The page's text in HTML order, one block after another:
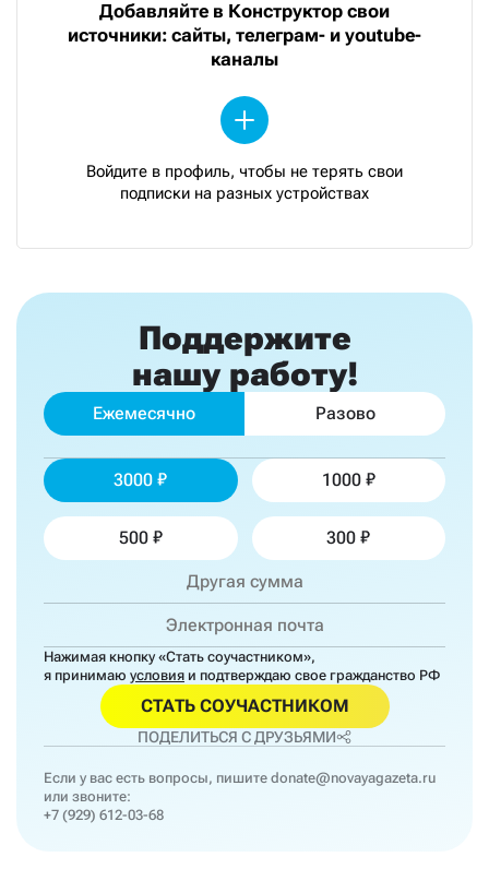
Добавляйте в Конструктор свои
источники: сайты, телеграм- и youtube-
каналы
Войдите в профиль, чтобы не терять свои
подписки на разных устройствах
Поддержите
нашу работу!
Ежемесячно Разово
3000 1000
500 300
Нажимая кнопку «Стать соучастником»,
я принимаю условия и подтверждаю свое гражданство РФ
СТАТЬ СОУЧАСТНИКОМ
ПОДЕЛИТЬСЯ С ДРУЗЬЯМИ
Если у вас есть вопросы, пишите donate@novayagazeta.ru
или звоните:
+7 (929) 612-03-68